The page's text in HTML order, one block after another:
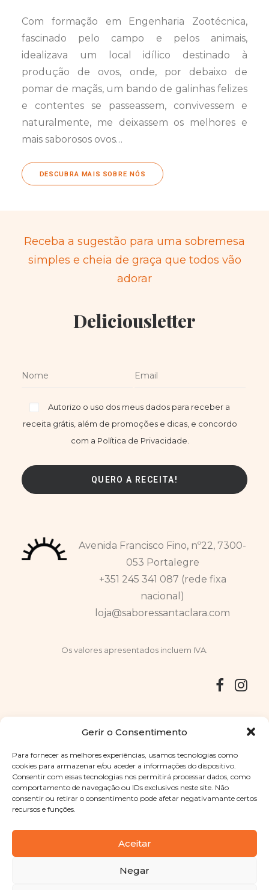
Gerir o Consentimento
Para fornecer as melhores experiências, usamos tecnologias como
cookies para armazenar e/ou aceder a informações do dispositivo.
Consentir com essas tecnologias nos permitirá processar dados, como
comportamento de navegação ou IDs exclusivos neste site. Não
consentir ou retirar o consentimento pode afetar negativamante certos
recursos e funções.
Aceitar
Negar
Com formação em Engenharia Zootécnica,
fascinado pelo campo e pelos animais,
idealizava um local idílico destinado à
produção de ovos, onde, por debaixo de
pomar de maçãs, um bando de galinhas felizes
e contentes se passeassem, convivessem e
naturalmente, me deixassem os melhores e
mais saborosos ovos…
DESCUBRA MAIS SOBRE NÓS
Receba a sugestão para uma sobremesa
simples e cheia de graça que todos vão
adorar
Deliciousletter
Autorizo o uso dos meus dados para receber a
receita grátis, além de promoções e dicas, e concordo
com a Política de Privacidade.
Avenida Francisco Fino, nº22, 7300-
053 Portalegre
+351 245 341 087 (rede fixa
nacional)
loja@saboressantaclara.com
Os valores apresentados incluem IVA.
Copyright © 2025 Sabores Santa Clara
. Todos os direitos
reservadosPolítica de Privacidade |Termos e condições
Designed byShift Your Branding Agency